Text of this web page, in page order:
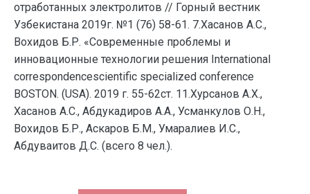
отработанных электролитов // Горный вестник
Узбекистана 2019г. №1 (76) 58-61. 7.Хасанов А.С.,
Вохидов Б.Р. «Современные проблемы и
инновационные технологии решения International
correspondencescientific specialized conference
BOSTON. (USA). 2019 г. 55-62ст. 11.Хурсанов А.Х.,
Хасанов А.С., Абдукадиров А.А., Усманкулов О.Н.,
Вохидов Б.Р., Аскаров Б.М., Умаралиев И.С.,
Абдуваитов Д.С. (всего 8 чел.).